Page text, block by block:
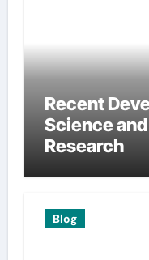
Recent
Science
Research
Blog